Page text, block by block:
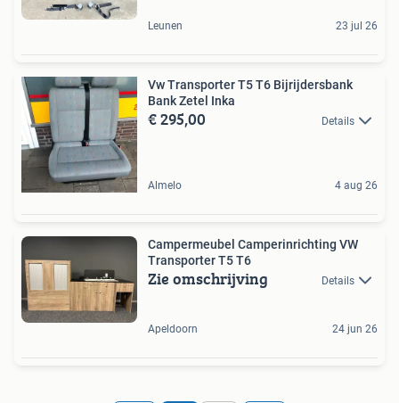
Leunen 23 jul 26
Vw Transporter T5 T6 Bijrijdersbank
Bank Zetel Inka
€ 295,00 Details
Almelo 4 aug 26
Campermeubel Camperinrichting VW
Transporter T5 T6
Zie omschrijving Details
Apeldoorn 24 jun 26